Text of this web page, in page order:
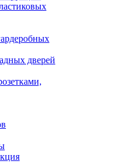
дверей